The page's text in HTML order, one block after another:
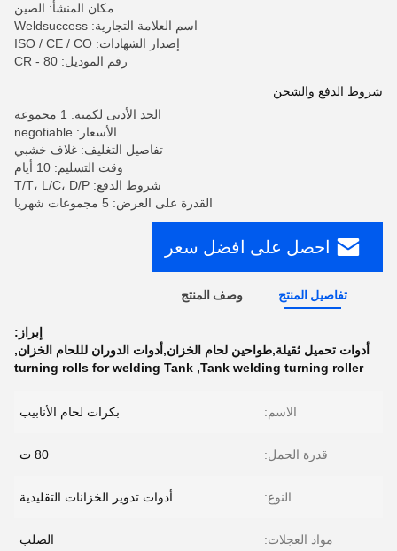
مكان المنشأ: الصين
اسم العلامة التجارية: Weldsuccess
إصدار الشهادات: ISO / CE / CO
رقم الموديل: CR - 80
شروط الدفع والشحن
الحد الأدنى لكمية: 1 مجموعة
الأسعار: negotiable
تفاصيل التغليف: غلاف خشبي
وقت التسليم: 10 أيام
شروط الدفع: T/T، L/C، D/P
القدرة على العرض: 5 مجموعات شهريا
احصل على افضل سعر
تفاصيل المنتج وصف المنتج
إبراز:
أدوات تحميل ثقيلة,طواحين لحام الخزان,أدوات الدوران لللحام الخزان,
Tank welding turning roller
,
turning rolls for welding Tank
الاسم: بكرات لحام الأنابيب
قدرة الحمل: 80 ت
النوع: أدوات تدوير الخزانات التقليدية
مواد العجلات: الصلب